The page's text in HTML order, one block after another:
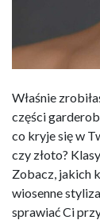
Właśnie
części
co kryje się w
czy złoto?
Zobacz, jakich
wiosenne
sprawiać Ci